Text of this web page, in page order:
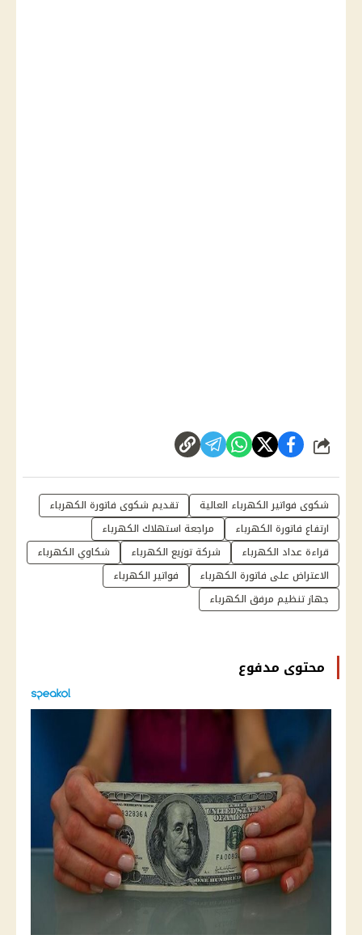
شارك
شكوى فواتير الكهرباء العالية
تقديم شكوى فاتورة الكهرباء
ارتفاع فاتورة الكهرباء
مراجعة استهلاك الكهرباء
قراءة عداد الكهرباء
شركة توزيع الكهرباء
شكاوي الكهرباء
الاعتراض على فاتورة الكهرباء
فواتير الكهرباء
جهاز تنظيم مرفق الكهرباء
محتوى مدفوع